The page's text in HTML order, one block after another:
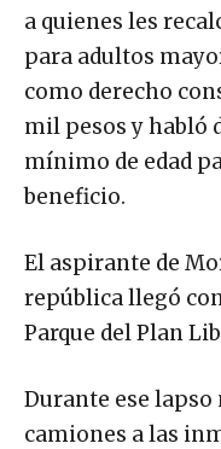
a quienes les
para adultos
como derecho
mil pesos y habló
mínimo de edad
beneficio.
El aspirante de
república llegó
Parque del Plan
Durante ese
camiones a las